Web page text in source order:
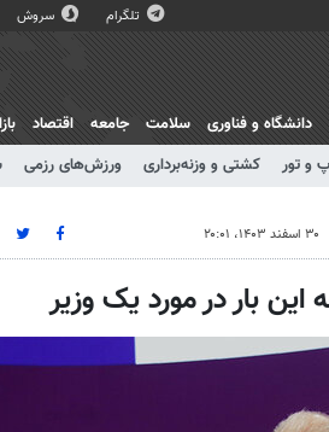
تلگرام سروش
دانشگاه و فناوری سلامت جامعه اقتصاد
و تور کشتی و وزنه‌برداری ورزش‌های رزمی
۳۰ اسفند ۱۴۰۳، ۲۰:۰۱
این بار در مورد یک وزیر